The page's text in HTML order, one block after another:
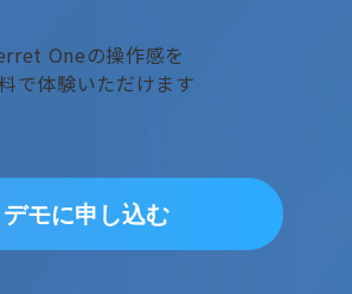
Oneの操作感を
で体験いただけます
デモに申し込む